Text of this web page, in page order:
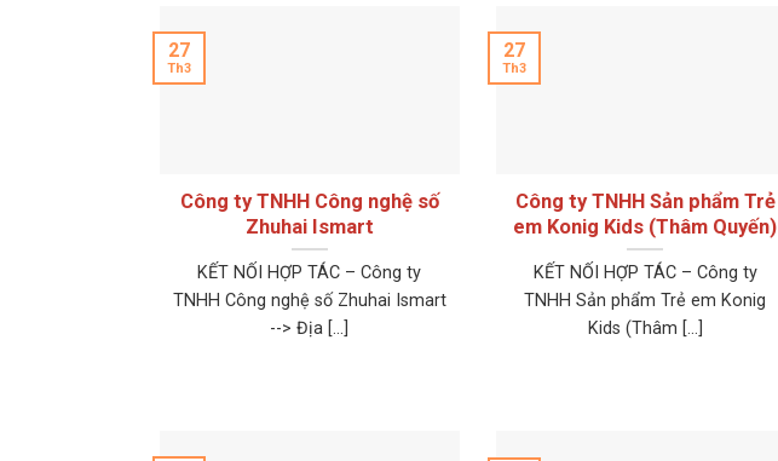
Công ty TNHH Công nghệ số
Zhuhai Ismart
KẾT NỐI HỢP TÁC – Công ty
TNHH Công nghệ số Zhuhai Ismart
--> Địa [...]
27
Th3
Công ty TNHH Sản phẩm Trẻ
em Konig Kids (Thâm Quyến)
KẾT NỐI HỢP TÁC – Công ty
TNHH Sản phẩm Trẻ em Konig
Kids (Thâm [...]
27
Th3